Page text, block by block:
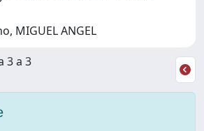
MIGUEL ANGEL
3 a 3